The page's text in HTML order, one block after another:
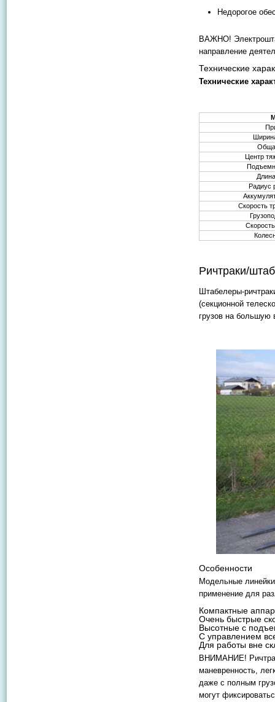
Недорогое
ВАЖНО!
направление
Технические
Технические
Центр
Радиус
Скорость
Ричтраки/
Штабелеры-
(секционной
грузов на большую
Особенности
Модельные
применение для
Компактные
Очень быстрые
Высотные с
С управлением
Для работы вне
ВНИМАНИЕ!
маневренность,
даже с полным
могут